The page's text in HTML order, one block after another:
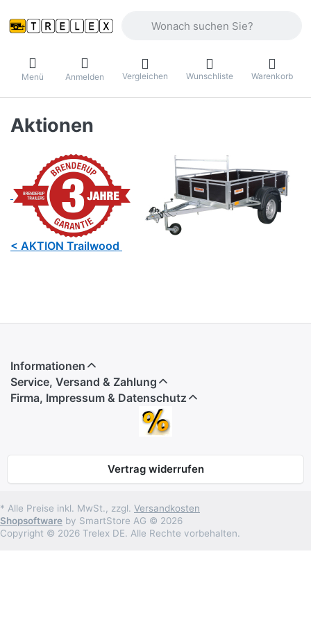
Menü Anmelden Vergleichen Wunschliste Warenkorb
Aktionen
< AKTION Trailwood
Informationen
Service, Versand & Zahlung
Firma, Impressum & Datenschutz
Vertrag widerrufen
* Alle Preise inkl. MwSt., zzgl. Versandkosten
Shopsoftware by SmartStore AG © 2026
Copyright © 2026 Trelex DE. Alle Rechte vorbehalten.